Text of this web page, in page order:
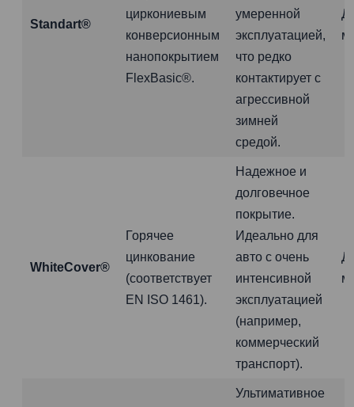
Standart®
циркониевым
конверсионным
нанопокрытием
FlexBasic®.
умеренной
эксплуатацией,
что редко
контактирует с
агрессивной
зимней
средой.
WhiteCover®
Горячее
цинкование
(соответствует
EN ISO 1461).
Надежное и
долговечное
покрытие.
Идеально для
авто с очень
интенсивной
эксплуатацией
(например,
коммерческий
транспорт).
Ультимативное